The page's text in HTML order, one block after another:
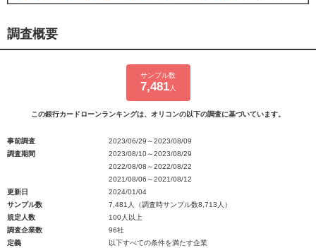
調査概要
サンプル数
7,481人
この銀行カードローンランキングは、オリコンの以下の調査に基づいています。
事前調査
2023/06/29～2023/08/09
調査期間
2023/08/10～2023/08/29
2022/08/08～2022/08/22
2021/08/06～2021/08/12
更新日
2024/01/04
サンプル数
7,481人（調査時サンプル数8,713人）
規定人数
100人以上
調査企業数
96社
定義
以下すべての条件を満たす企業